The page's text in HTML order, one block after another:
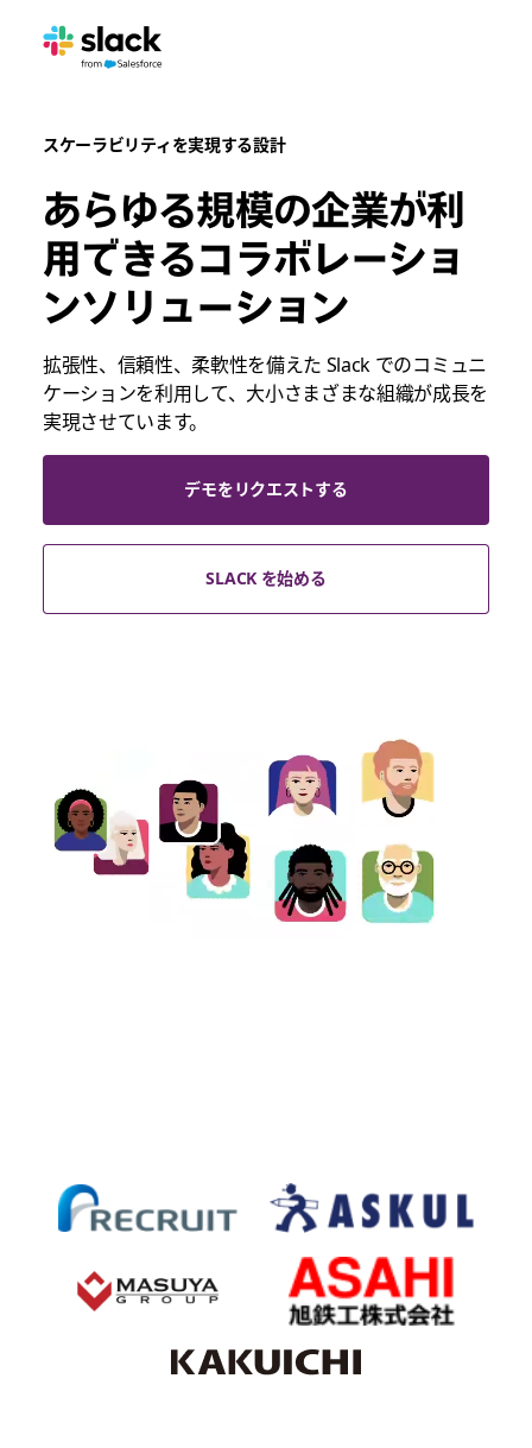
スケーラビリティを実現する設計
あらゆる規模の企業が利
用できるコラボレーショ
ンソリューション
拡張性、信頼性、柔軟性を備えた Slack でのコミュニ
ケーションを利用して、大小さまざまな組織が成長を
実現させています。
デモをリクエストする
SLACK を始める